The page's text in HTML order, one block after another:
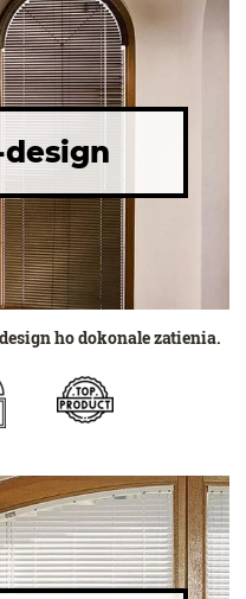
ho dokonale zatienia.